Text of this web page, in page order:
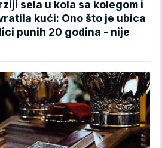
sela u kola sa kolegom i
kući: Ono što je ubica
punih 20 godina - nije